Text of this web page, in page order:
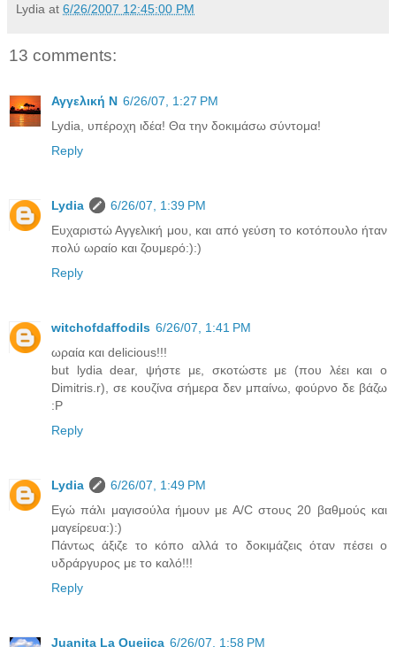
Lydia at 6/26/2007 12:45:00 PM
13 comments:
Αγγελική Ν 6/26/07, 1:27 PM
Lydia, υπέροχη ιδέα! Θα την δοκιμάσω σύντομα!
Reply
Lydia
6/26/07, 1:39 PM
Ευχαριστώ Αγγελική μου, και από γεύση το κοτόπουλο ήταν
πολύ ωραίο και ζουμερό:):)
Reply
witchofdaffodils 6/26/07, 1:41 PM
ωραία και delicious!!!
but lydia dear, ψήστε με, σκοτώστε με (που λέει και ο
Dimitris.r), σε κουζίνα σήμερα δεν μπαίνω, φούρνο δε βάζω
:P
Reply
Lydia
6/26/07, 1:49 PM
Εγώ πάλι μαγισούλα ήμουν με Α/C στους 20 βαθμούς και
μαγείρευα:):)
Πάντως άξιζε το κόπο αλλά το δοκιμάζεις όταν πέσει ο
υδράργυρος με το καλό!!!
Reply
Juanita La Quejica 6/26/07, 1:58 PM